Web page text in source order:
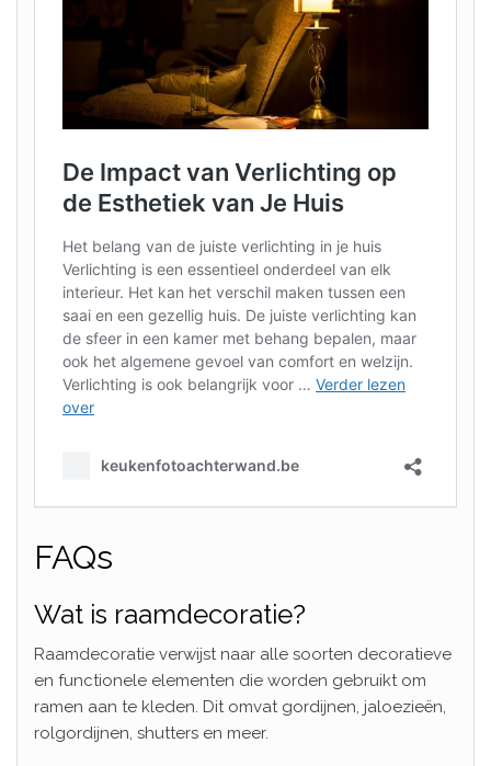
FAQs
Wat is raamdecoratie?
Raamdecoratie verwijst naar alle soorten decoratieve
en functionele elementen die worden gebruikt om
ramen aan te kleden. Dit omvat gordijnen, jaloezieën,
rolgordijnen, shutters en meer.